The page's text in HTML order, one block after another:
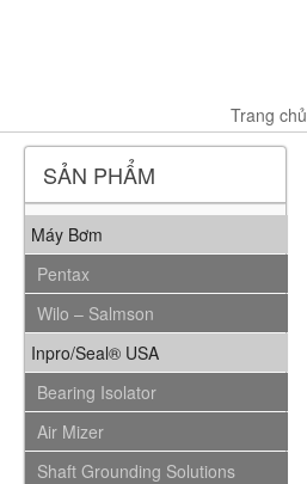
Trang chủ
SẢN PHẨM
Máy Bơm
Pentax
Wilo – Salmson
Inpro/Seal® USA
Bearing Isolator
Air Mizer
Shaft Grounding Solutions